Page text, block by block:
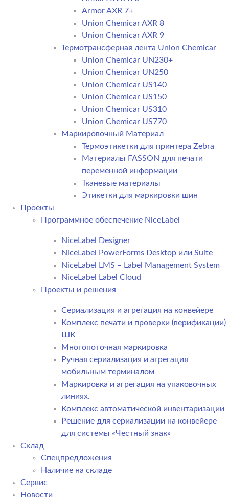
Armor AXR 7+
Union Chemicar AXR 8
Union Chemicar AXR 9
Термотрансферная лента Union Chemicar
Union Chemicar UN230+
Union Chemicar UN250
Union Chemicar US140
Union Chemicar US150
Union Chemicar US310
Union Chemicar US770
Маркировочный Материал
Термоэтикетки для принтера Zebra
Материалы FASSON для печати
переменной информации
Тканевые материалы
Этикетки для маркировки шин
Проекты
Программное обеспечение NiceLabel
NiceLabel Designer
NiceLabel PowerForms Desktop или Suite
NiceLabel LMS – Label Management System
NiceLabel Label Cloud
Проекты и решения
Сериализация и агрегация на конвейере
Комплекс печати и проверки (верификации)
ШК
Многопоточная маркировка
Ручная сериализация и агрегация
мобильным терминалом
Маркировка и агрегация на упаковочных
линиях.
Комплекс автоматической инвентаризации
Решение для сериализации на конвейере
для системы «Честный знак»
Склад
Спецпредложения
Наличие на складе
Сервис
Новости